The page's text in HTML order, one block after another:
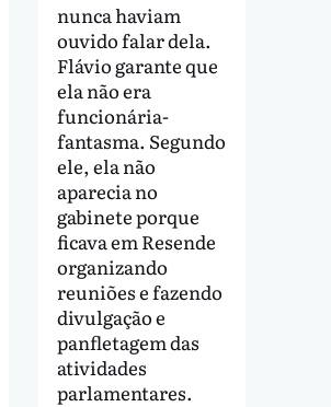
nunca haviam
ouvido falar dela.
Flávio garante que
ela não era
funcionária-
fantasma. Segundo
ele, ela não
aparecia no
gabinete porque
ficava em Resende
organizando
reuniões e fazendo
divulgação e
panfletagem das
atividades
parlamentares.